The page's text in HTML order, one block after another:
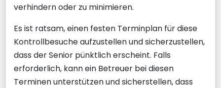
verhindern oder zu minimieren.
Es ist ratsam, einen festen Terminplan für diese
Kontrollbesuche aufzustellen und sicherzustellen,
dass der Senior pünktlich erscheint. Falls
erforderlich, kann ein Betreuer bei diesen
Terminen unterstützen und sicherstellen, dass